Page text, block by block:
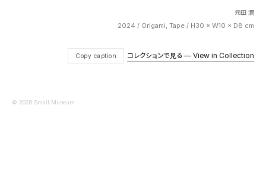
元田 潤
2024 / Origami, Tape / H30 × W10 × D8 cm
Copy caption コレクションで見る — View in Collection
© 2026 Small Museum